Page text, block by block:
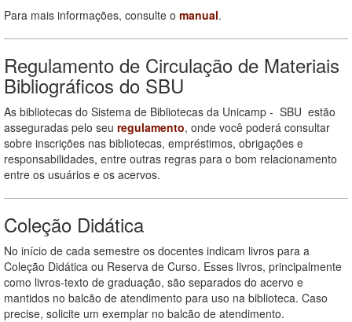
Para mais informações, consulte o manual.
Regulamento de Circulação de Materiais
Bibliográficos do SBU
As bibliotecas do Sistema de Bibliotecas da Unicamp - SBU estão
asseguradas pelo seu regulamento, onde você poderá consultar
sobre inscrições nas bibliotecas, empréstimos, obrigações e
responsabilidades, entre outras regras para o bom relacionamento
entre os usuários e os acervos.
Coleção Didática
No início de cada semestre os docentes indicam livros para a
Coleção Didática ou Reserva de Curso. Esses livros, principalmente
como livros-texto de graduação, são separados do acervo e
mantidos no balcão de atendimento para uso na biblioteca. Caso
precise, solicite um exemplar no balcão de atendimento.